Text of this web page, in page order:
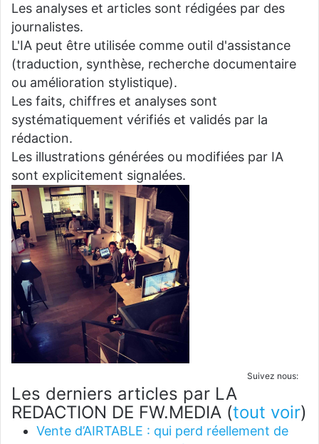
Les analyses et articles sont rédigées par des
journalistes.
L'IA peut être utilisée comme outil d'assistance
(traduction, synthèse, recherche documentaire
ou amélioration stylistique).
Les faits, chiffres et analyses sont
systématiquement vérifiés et validés par la
rédaction.
Les illustrations générées ou modifiées par IA
sont explicitement signalées.
Suivez nous:
Les derniers articles par LA
REDACTION DE FW.MEDIA (tout voir)
Vente d’AIRTABLE : qui perd réellement de